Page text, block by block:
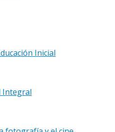
Inicial
Integral